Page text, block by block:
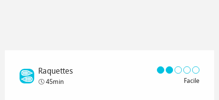
Raquettes
45min Facile